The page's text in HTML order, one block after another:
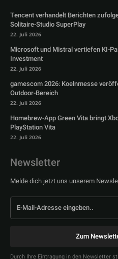
Tencent verhandelt Berichten
Solitaire-Studio SuperPlay
22. Juli 2026
Microsoft und Mistral vertiefen KI-
Investment
22. Juli 2026
gamescom 2026: Koelnmesse
Outdoor-Bereich
22. Juli 2026
Homebrew-App Green Vita bringt
PlayStation Vita
22. Juli 2026
Newsletter
Melde dich jetzt uns unserem
Zum
Durch Ihre Eintragung in den Newsletter